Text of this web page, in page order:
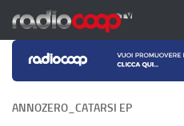
Salta al contenuto
ANNOZERO_CATARSI EP